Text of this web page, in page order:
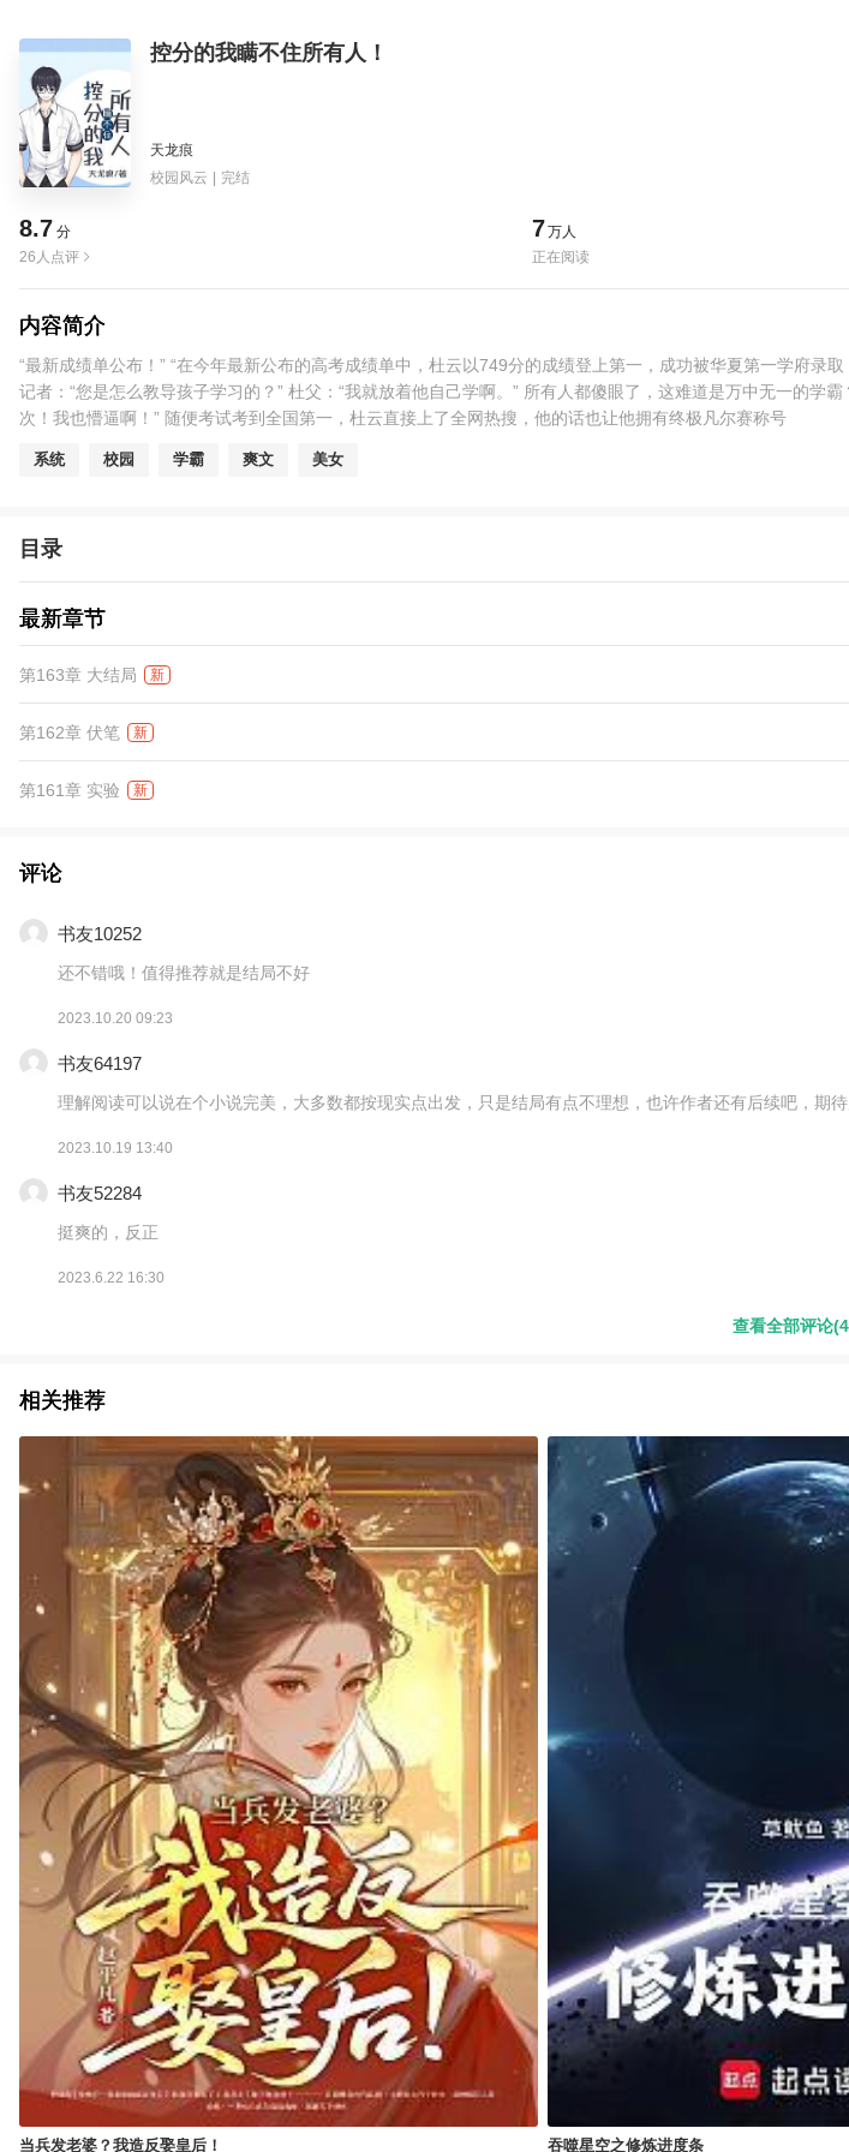
控分的我瞒不住所有人！
天龙痕
校园风云 | 完结
8.7 分
26人点评
7万人
正在阅读
内容简介
“最新成绩单公布！” “在今年最新公布的高考成绩单中，杜云以749分的成绩登上第一，成功被华夏第一学府录
记者：“您是怎么教导孩子学习的？” 杜父：“我就放着他自己学啊。” 所有人都傻眼了，这难道是万中无一的学
次！我也懵逼啊！” 随便考试考到全国第一，杜云直接上了全网热搜，他的话也让他拥有终极凡尔赛称号
系统 校园 学霸 爽文 美女
目录
最新章节
第163章 大结局 新
第162章 伏笔 新
第161章 实验 新
评论
书友10252
还不错哦！值得推荐就是结局不好
2023.10.20 09:23
书友64197
理解阅读可以说在个小说完美，大多数都按现实点出发，只是结局有点不理想，也许作者还有后续吧，期
2023.10.19 13:40
书友52284
挺爽的，反正
2023.6.22 16:30
查看全部评论
相关推荐
当兵发老婆？我造反娶皇后！ 吞噬星空之修炼进度条